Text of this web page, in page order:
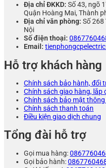
Địa chỉ ĐKKD: Số 43, ngõ
Quận Hoàng Mai, Thành
Địa chỉ văn phòng: Số 268
Nội
Số điện thoại:
Email:
Hỗ trợ khách hàng
Chính sách bảo hành, đổi
Chính sách giao hàng, lắp
Chính sách bảo mật
Chính sách thanh toán
Điều kiện giao dịch chung
Tổng đài hỗ trợ
Gọi mua hàng:
Gọi bảo hành: